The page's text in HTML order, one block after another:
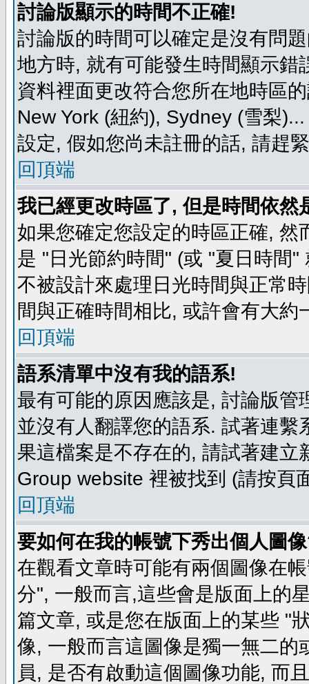
討論版顯示的時間不正確!
討論版的時間可以確定是沒有問
地方時, 就有可能發生時間顯示
資料裡面更改符合您所在地時區
New York (紐約), Sydney (雪梨
設定, 假如您尚未註冊的話, 請趕
回頂端
我已經更改時區了, 但是時間依然
如果您確定您設定的時區正確,
是 "日光節約時間" (或 "夏日時間
不被設計來處理日光時間與正常
間與正確時間相比, 或許會有大約
回頂端
語系清單中沒有我的語系!
最有可能的原因應該是, 討論版
並沒有人翻譯您的語系. 試著連
果這檔案是不存在的, 請試著建
Group website 裡被找到 (請按頁
回頂端
要如何在我的帳號下秀出個人圖
在觀看文章時可能有兩個圖像在
分", 一般而言,這些會是版面上的
篇文章, 或是您在版面上的某些 "
像, 一般而言這圖像是獨一無二
員, 是否有啟動這個圖像功能, 而